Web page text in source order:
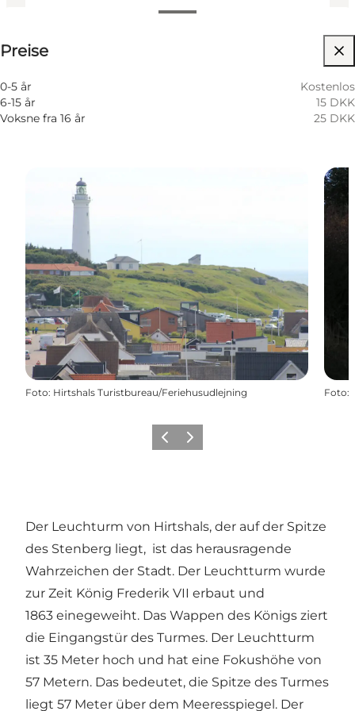
Preise
0-5 år
Kostenlos
6-15 år
15 DKK
Voksne fra 16 år
25 DKK
Foto: Hirtshals Turistbureau/Feriehusudlejning Foto:
ZurückWeiter
Der Leuchturm von Hirtshals, der auf der Spitze
des Stenberg liegt, ist das herausragende
Wahrzeichen der Stadt. Der Leuchtturm wurde
zur Zeit König Frederik VII erbaut und
1863 einegeweiht. Das Wappen des Königs ziert
die Eingangstür des Turmes. Der Leuchtturm
ist 35 Meter hoch und hat eine Fokushöhe von
57 Metern. Das bedeutet, die Spitze des Turmes
liegt 57 Meter über dem Meeresspiegel. Der